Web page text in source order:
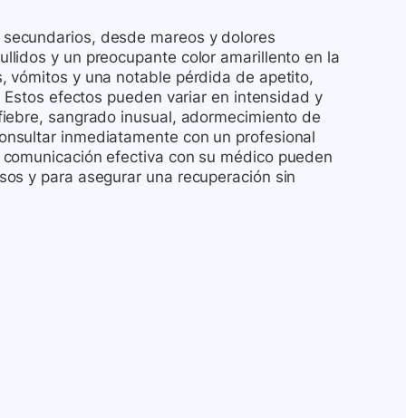
desde mareos y dolores
y un preocupante color amarillento en la
vómitos y una notable pérdida de apetito,
efectos pueden variar en intensidad y
sangrado inusual, adormecimiento de
inmediatamente con un profesional
efectiva con su médico pueden
y para asegurar una recuperación sin